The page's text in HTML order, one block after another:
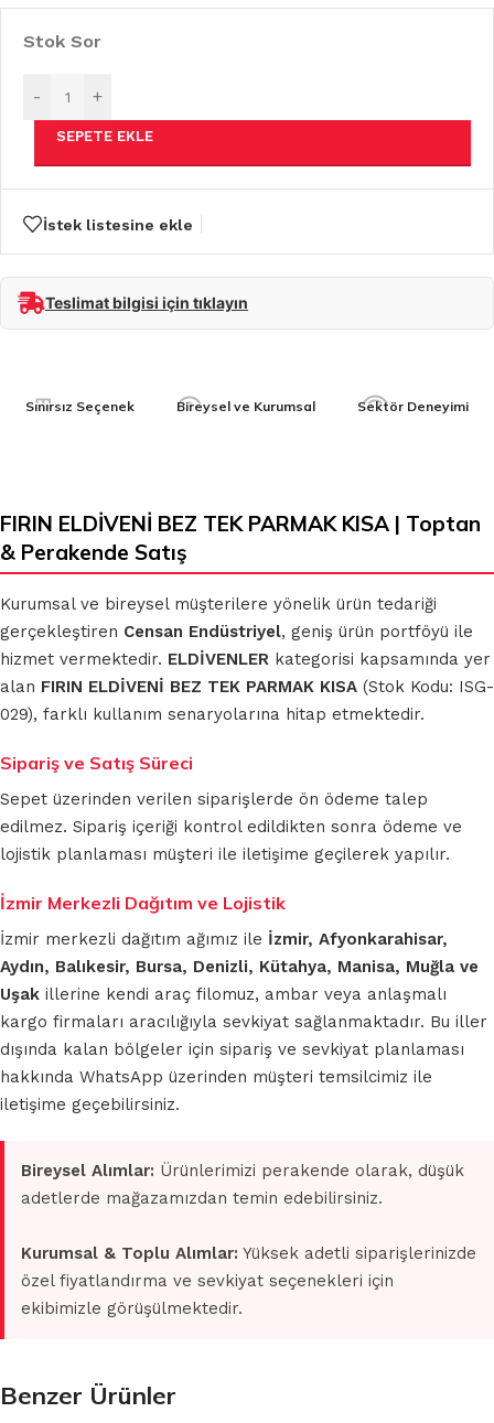
Stok Sor
- +
SEPETE EKLE
İstek listesine ekle
Teslimat bilgisi için tıklayın
Sınırsız Seçenek Bireysel ve Kurumsal Sektör Deneyimi
FIRIN ELDİVENİ BEZ TEK PARMAK KISA | Toptan
& Perakende Satış
Kurumsal ve bireysel müşterilere yönelik ürün tedariği
gerçekleştiren Censan Endüstriyel, geniş ürün portföyü ile
hizmet vermektedir. ELDİVENLER kategorisi kapsamında yer
alan FIRIN ELDİVENİ BEZ TEK PARMAK KISA (Stok Kodu: ISG-
029), farklı kullanım senaryolarına hitap etmektedir.
Sipariş ve Satış Süreci
Sepet üzerinden verilen siparişlerde ön ödeme talep
edilmez. Sipariş içeriği kontrol edildikten sonra ödeme ve
lojistik planlaması müşteri ile iletişime geçilerek yapılır.
İzmir Merkezli Dağıtım ve Lojistik
İzmir merkezli dağıtım ağımız ile İzmir, Afyonkarahisar,
Aydın, Balıkesir, Bursa, Denizli, Kütahya, Manisa, Muğla ve
Uşak illerine kendi araç filomuz, ambar veya anlaşmalı
kargo firmaları aracılığıyla sevkiyat sağlanmaktadır. Bu iller
dışında kalan bölgeler için sipariş ve sevkiyat planlaması
hakkında WhatsApp üzerinden müşteri temsilcimiz ile
iletişime geçebilirsiniz.
Bireysel Alımlar: Ürünlerimizi perakende olarak, düşük
adetlerde mağazamızdan temin edebilirsiniz.
Kurumsal & Toplu Alımlar: Yüksek adetli siparişlerinizde
özel fiyatlandırma ve sevkiyat seçenekleri için
ekibimizle görüşülmektedir.
Benzer Ürünler